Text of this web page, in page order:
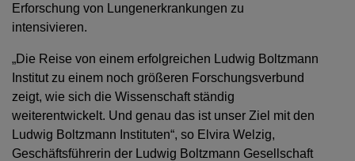
Erforschung von Lungenerkrankungen zu
intensivieren.
„Die Reise von einem erfolgreichen Ludwig Boltzmann
Institut zu einem noch größeren Forschungsverbund
zeigt, wie sich die Wissenschaft ständig
weiterentwickelt. Und genau das ist unser Ziel mit den
Ludwig Boltzmann Instituten“, so Elvira Welzig,
Geschäftsführerin der Ludwig Boltzmann Gesellschaft